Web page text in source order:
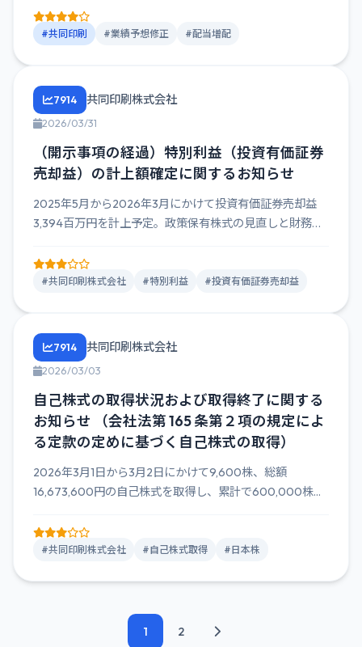
#共同印刷 #業績予想修正 #配当増配
7914 共同印刷株式会社
2026/03/31
（開示事項の経過）特別利益（投資有価証券
売却益）の計上額確定に関するお知らせ
2025年5月から2026年3月にかけて投資有価証券売却益
3,394百万円を計上予定。政策保有株式の見直しと財務体
#共同印刷株式会社 #特別利益 #投資有価証券売却益
7914 共同印刷株式会社
2026/03/03
自己株式の取得状況および取得終了に関する
お知らせ （会社法第 165 条第２項の規定によ
る定款の定めに基づく自己株式の取得）
2026年3月1日から3月2日にかけて9,600株、総額
16,673,600円の自己株式を取得し、累計で600,000株...
#共同印刷株式会社 #自己株式取得 #日本株
1 2